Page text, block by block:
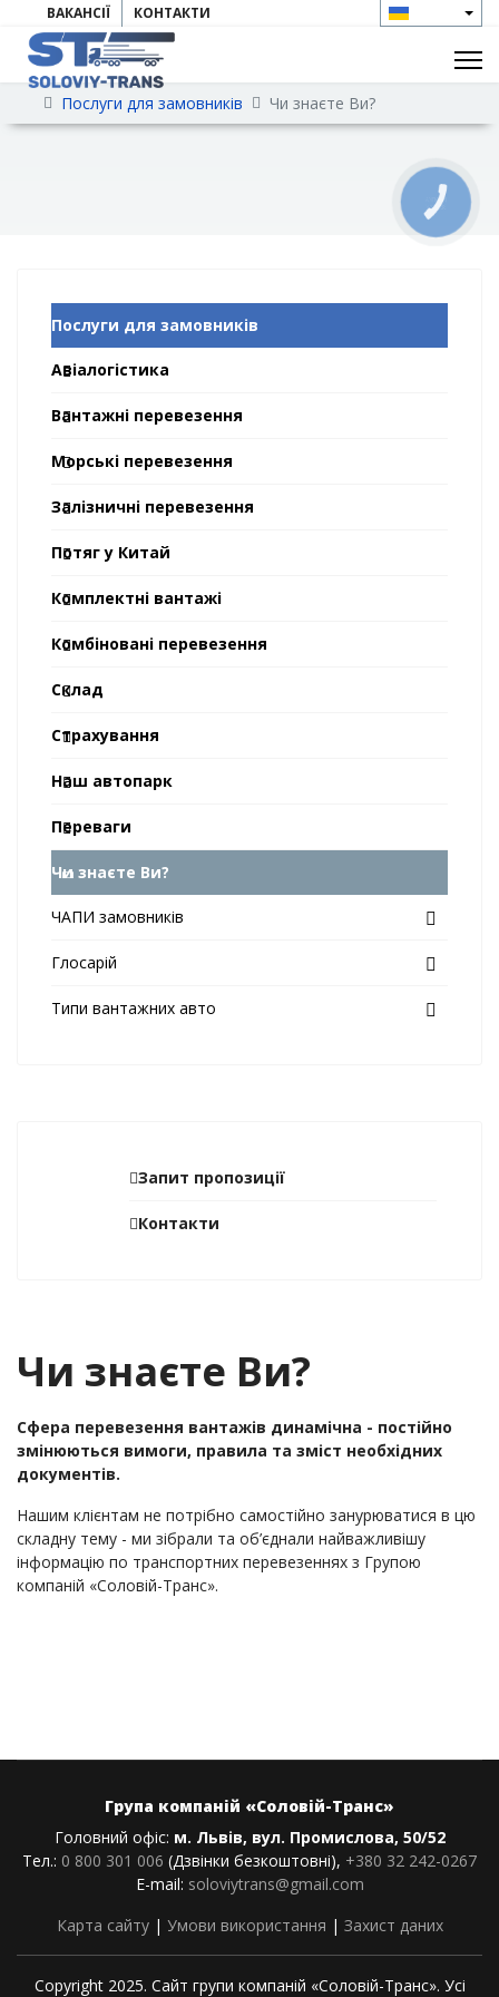
ВАКАНСІЇ КОНТАКТИ
Послуги для замовників Чи знаєте Ви?
Послуги для замовників
Авіалогістика
Вантажні перевезення
Морські перевезення
Залізничні перевезення
Потяг у Китай
Комплектні вантажі
Комбіновані перевезення
Склад
Страхування
Наш автопарк
Переваги
Чи знаєте Ви?
ЧАПИ замовників
Глосарій
Типи вантажних авто
Запит пропозиції
Контакти
Чи знаєте Ви?
Сфера перевезення вантажів динамічна - постійно
змінюються вимоги, правила та зміст необхідних
документів.
Нашим клієнтам не потрібно самостійно занурюватися в цю
складну тему - ми зібрали та об’єднали найважливішу
інформацію по транспортних перевезеннях з Групою
компаній «Соловій-Транс».
Група компаній «Соловій-Транс»
Головний офіс: м. Львів, вул. Промислова, 50/52
Тел.: 0 800 301 006 (Дзвінки безкоштовні), +380 32 242-0267
E-mail: soloviytrans@gmail.com
Карта сайту| Умови використання | Захист даних
Copyright 2025. Cайт групи компаній «Соловій-Транс». Усі
КНОПКА
ЗВ'ЯЗКУ